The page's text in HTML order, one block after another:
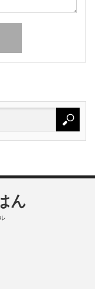
ん